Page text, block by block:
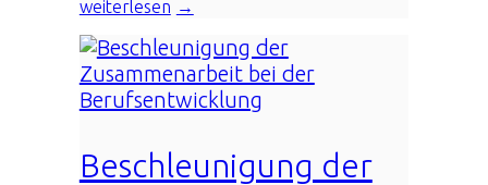
weiterlesen
Beschleunigung der